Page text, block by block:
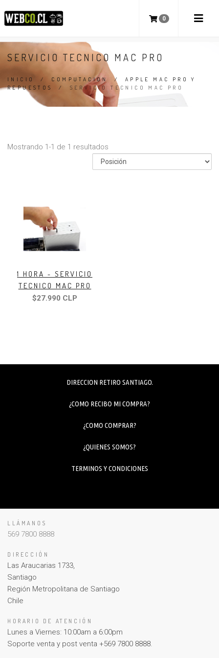
0
SERVICIO TECNICO MAC PRO
INICIO / COMPUTACION / APPLE MAC PRO Y
REPUESTOS
/ SERVICIO TECNICO MAC PRO
Mostrando 1-1 de 1 resultados
1 HORA - SERVICIO
TECNICO MAC PRO
$27.990 CLP
DIRECCION RETIRO SANTIAGO.
¿COMO RECIBO MI COMPRA?
¿COMO COMPRAR?
¿QUIENES SOMOS?
TERMINOS Y CONDICIONES
LLÁMANOS
569 7800 8888
DIRECCIÓN
Las Araucarias 1733,
Santiago
Región Metropolitana de Santiago
Chile
HORARIO DE ATENCIÓN
Lunes a Viernes: 10:00am a 6:00pm
Soporte venta y post venta +569 7800 8888.